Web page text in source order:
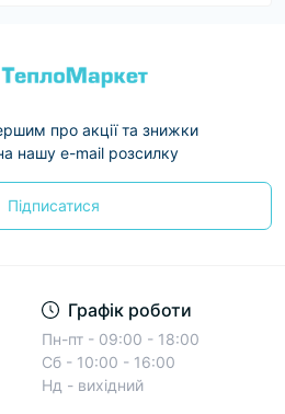
про акції та знижки
нашу e-mail розсилку
Підписатися
Графік роботи
Пн-пт - 09:00 - 18:00
Сб - 10:00 - 16:00
Нд - вихідний